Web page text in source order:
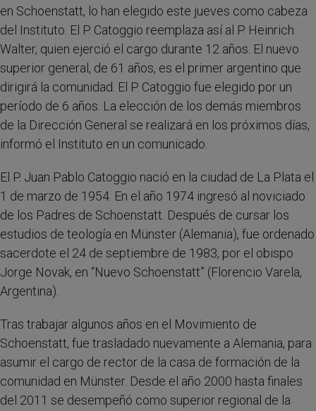
en Schoenstatt, lo han elegido este jueves como cabeza
del Instituto. El P. Catoggio reemplaza así al P. Heinrich
Walter, quien ejerció el cargo durante 12 años. El nuevo
superior general, de 61 años, es el primer argentino que
dirigirá la comunidad. El P. Catoggio fue elegido por un
período de 6 años. La elección de los demás miembros
de la Dirección General se realizará en los próximos días,
informó el Instituto en un comunicado.
El P. Juan Pablo Catoggio nació en la ciudad de La Plata el
1 de marzo de 1954. En el año 1974 ingresó al noviciado
de los Padres de Schoenstatt. Después de cursar los
estudios de teología en Münster (Alemania), fue ordenado
sacerdote el 24 de septiembre de 1983, por el obispo
Jorge Novak, en “Nuevo Schoenstatt” (Florencio Varela,
Argentina).
Tras trabajar algunos años en el Movimiento de
Schoenstatt, fue trasladado nuevamente a Alemania, para
asumir el cargo de rector de la casa de formación de la
comunidad en Münster. Desde el año 2000 hasta finales
del 2011 se desempeñó como superior regional de la